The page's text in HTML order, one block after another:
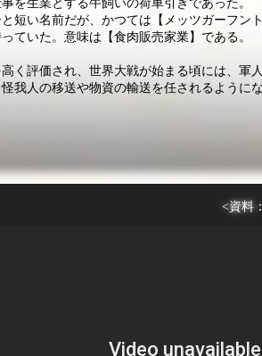
短い名前だが、かつては【メッツガーフン
ていた。意味は【食肉販売家業】である。
く評価され、世界大戦が始まる頃には、軍
我人の移送や物資の輸送を任されるように
<資料